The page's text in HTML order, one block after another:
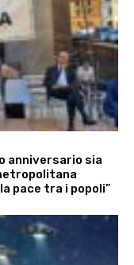
anniversario sia
pace tra i popoli”